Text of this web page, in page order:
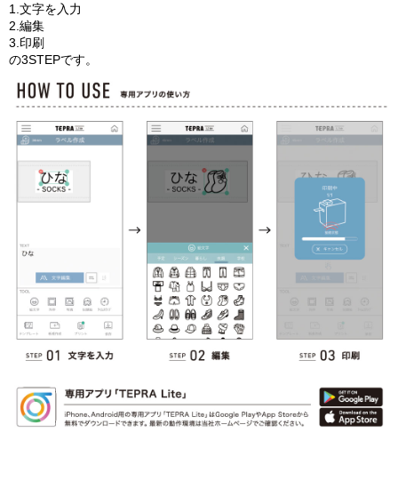
1.文字を入力
2.編集
3.印刷
の3STEPです。